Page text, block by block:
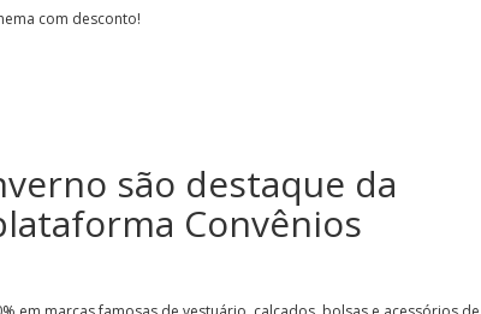
com desconto!
são destaque da
Convênios